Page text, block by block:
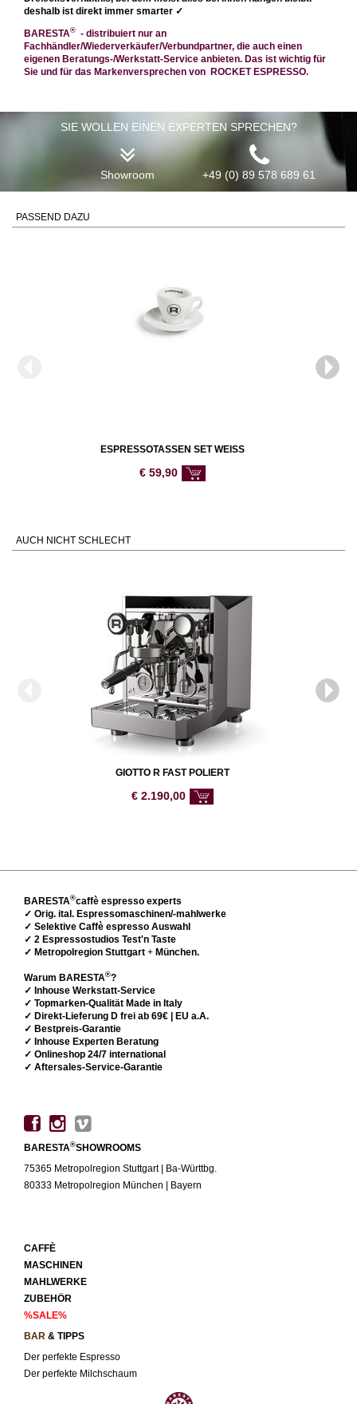
deshalb ist direkt immer smarter ✓
BARESTA® - distribuiert nur an
Fachhändler/Wiederverkäufer/Verbundpartner, die auch einen
eigenen Beratungs-/Werkstatt-Service anbieten. Das ist wichtig für
Sie und für das Markenversprechen von ROCKET ESPRESSO.
SIE WOLLEN EINEN EXPERTEN SPRECHEN?
Showroom +49 (0) 89 578 689 61
PASSEND DAZU
ESPRESSOTASSEN SET WEISS
€ 59,90
AUCH NICHT SCHLECHT
GIOTTO R FAST POLIERT
€ 2.190,00
BARESTA®caffè espresso experts
✓ Orig. ital. Espressomaschinen/-mahlwerke
✓ Selektive Caffè espresso Auswahl
✓ 2 Espressostudios Test'n Taste
✓ Metropolregion Stuttgart + München.
Warum BARESTA®?
✓ Inhouse Werkstatt-Service
✓ Topmarken-Qualität Made in Italy
✓ Direkt-Lieferung D frei ab 69€ | EU a.A.
✓ Bestpreis-Garantie
✓ Inhouse Experten Beratung
✓ Onlineshop 24/7 international
✓ Aftersales-Service-Garantie
BARESTA®SHOWROOMS
75365 Metropolregion Stuttgart | Ba-Württbg.
80333 Metropolregion München | Bayern
CAFFÈ
MASCHINEN
MAHLWERKE
ZUBEHÖR
%SALE%
BAR & TIPPS
Der perfekte Espresso
Der perfekte Milchschaum